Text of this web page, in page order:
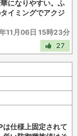
になりやすい。ふ
イミングでアクジ
11月06日 15時23分
27
は仕様上固定されて